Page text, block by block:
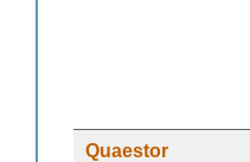
Quaestor